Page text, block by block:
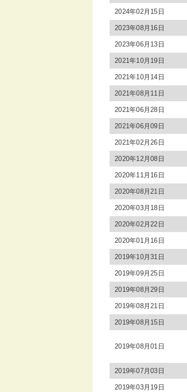
2024年02月15日
2023年08月16日
2023年06月13日
2021年10月19日
2021年10月14日
2021年08月11日
2021年06月28日
2021年06月09日
2021年02月26日
2020年12月08日
2020年11月16日
2020年08月21日
2020年03月18日
2020年02月22日
2020年01月16日
2019年10月31日
2019年09月25日
2019年08月29日
2019年08月21日
2019年08月15日
2019年08月01日
2019年07月03日
2019年03月19日